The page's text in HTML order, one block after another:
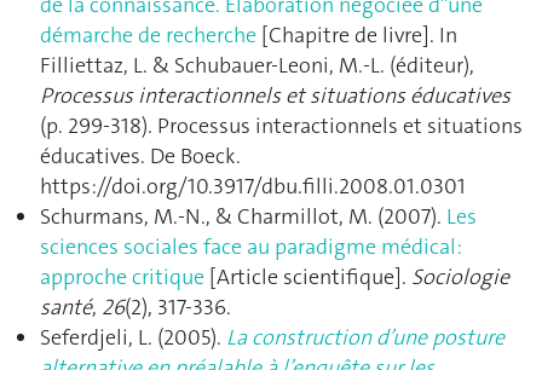
démarche de recherche [Chapitre de livre]. In
Filliettaz, L. & Schubauer-Leoni, M.-L. (éditeur),
Processus interactionnels et situations éducatives
(p. 299‑318). Processus interactionnels et situations
éducatives. De Boeck.
https://doi.org/10.3917/dbu.filli.2008.01.0301
Schurmans, M.-N., & Charmillot, M. (2007). Les
sciences sociales face au paradigme médical:
approche critique [Article scientifique]. Sociologie
santé, 26(2), 317‑336.
Seferdjeli, L. (2005). La construction d’une posture